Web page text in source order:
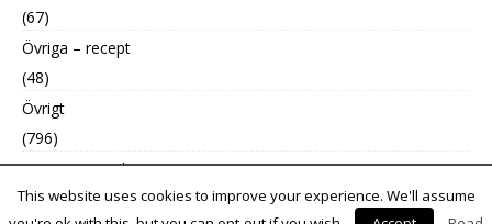
(67)
Övriga – recept
(48)
Övrigt
(796)
Uncategorized
(9)
This website uses cookies to improve your experience. We'll assume